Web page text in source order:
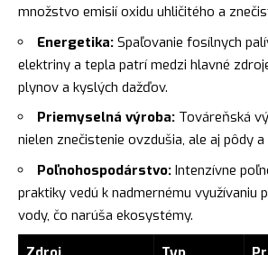
množstvo emisií oxidu uhličitého a
Energetika: Spaľovanie fosílnych
elektriny a tepla patrí medzi hlavné
plynov a kyslých dažďov.
Priemyselná výroba: Továreňská
nielen znečistenie ovzdušia, ale aj pôdy
Poľnohospodárstvo: Intenzívne
praktiky vedú k nadmernému využívaniu
vody, čo narúša ekosystémy.